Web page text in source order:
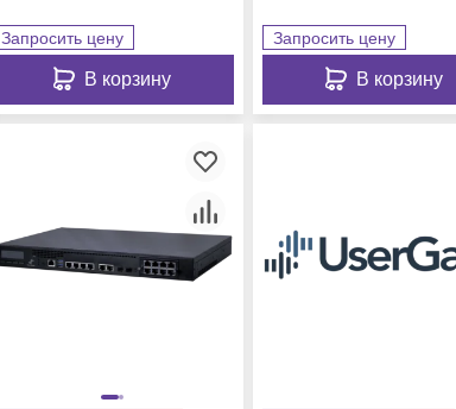
Запросить цену
В корзину
Запросить цену
В корзину